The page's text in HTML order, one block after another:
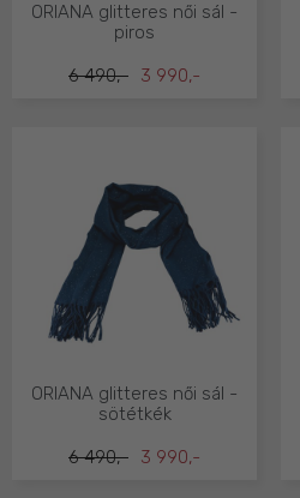
6 490,- 3 990,-
ORIANA glitteres női sál -
piros
6 490,- 3 990,-
ORIANA glitteres női sál -
sötétkék